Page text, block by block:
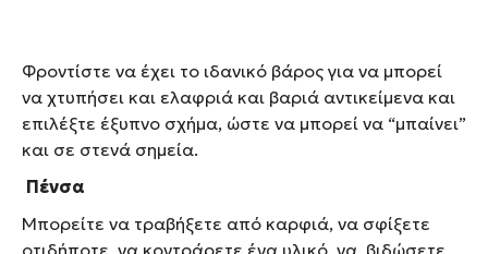
Φροντίστε να έχει το ιδανικό βάρος για να μπορεί
να χτυπήσει και ελαφριά και βαριά αντικείμενα και
επιλέξτε έξυπνο σχήμα, ώστε να μπορεί να “μπαίνει”
και σε στενά σημεία.
Πένσα
Μπορείτε να τραβήξετε από καρφιά, να σφίξετε
οτιδήποτε, να κοντράρετε ένα υλικό, να βιδώσετε,